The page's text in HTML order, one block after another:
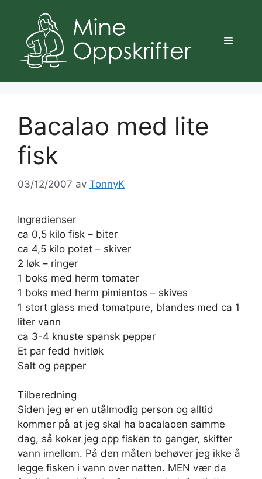
innhold
Meny
Bacalao med lite
fisk
03/12/2007 av TonnyK
Ingredienser
ca 0,5 kilo fisk – biter
ca 4,5 kilo potet – skiver
2 løk – ringer
1 boks med herm tomater
1 boks med herm pimientos – skives
1 stort glass med tomatpure, blandes med ca 1
liter vann
ca 3-4 knuste spansk pepper
Et par fedd hvitløk
Salt og pepper
Tilberedning
Siden jeg er en utålmodig person og alltid
kommer på at jeg skal ha bacalaoen samme
dag, så koker jeg opp fisken to ganger, skifter
vann imellom. På den måten behøver jeg ikke å
legge fisken i vann over natten. MEN vær da